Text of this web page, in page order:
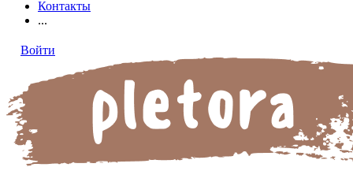
Контакты
...
Войти